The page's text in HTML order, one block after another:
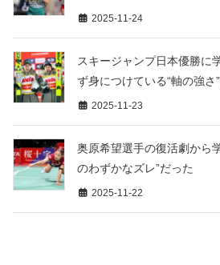
2025-11-24
スキージャンプ日本優勝に
ず身につけている“軸の強さ
2025-11-23
奥原希望選手の復活劇から
のわずかなズレ”だった
2025-11-22